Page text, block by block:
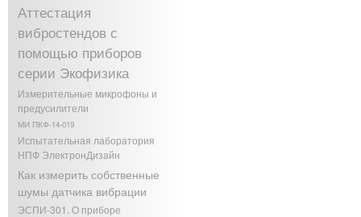
Аттестация
вибростендов с
помощью приборов
серии Экофизика
Измерительные микрофоны и
предусилители
МИ ПКФ-14-019
Испытательная лаборатория
НПФ ЭлектронДизайн
Как измерить собственные
шумы датчика вибрации
ЭСПИ-301. О приборе